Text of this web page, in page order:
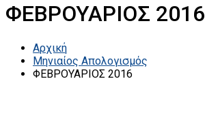
ΦΕΒΡΟΥΑΡΙΟΣ 2016
Αρχική
Μηνιαίος Απολογισμός
ΦΕΒΡΟΥΑΡΙΟΣ 2016